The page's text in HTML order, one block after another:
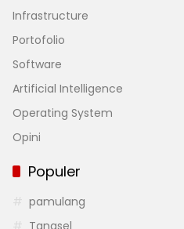
Infrastructure
Portofolio
Software
Artificial Intelligence
Operating System
Opini
Populer
pamulang
Tangsel